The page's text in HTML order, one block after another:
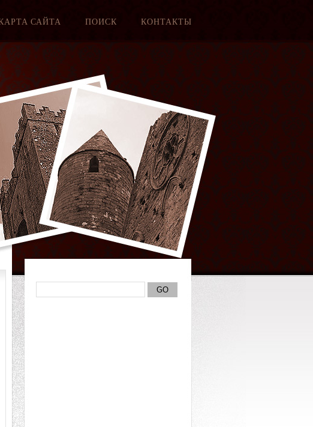
САЙТА ПОИСК КОНТАКТЫ